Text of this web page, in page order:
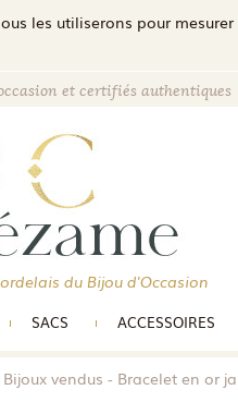
les utiliserons pour
et certifiés authentiques
du Bijou d'Occasion
SACS ACCESSOIRES
Bijoux vendus Bracelet en or